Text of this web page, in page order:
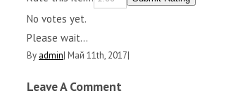
No votes yet.
Please wait...
By admin| Май 11th, 2017|
Leave A Comment